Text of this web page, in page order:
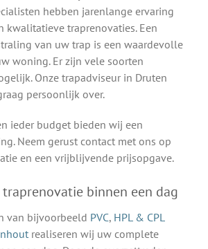
hebben jarenlange ervaring
kwalitatieve traprenovaties. Een
van uw trap is een waardevolle
woning. Er zijn vele soorten
Onze trapadviseur in Druten
persoonlijk over.
ieder budget bieden wij een
Neem gerust contact met ons op
en een vrijblijvende prijsopgave.
binnen een dag
van bijvoorbeeld PVC, HPL & CPL
realiseren wij uw complete